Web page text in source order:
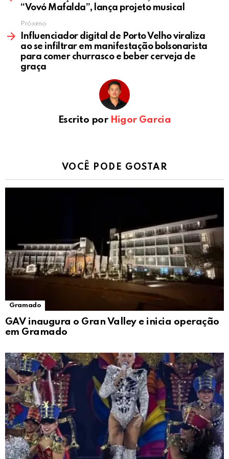
“Vovó Mafalda”, lança projeto musical
Próximo
Influenciador digital de Porto Velho viraliza
ao se infiltrar em manifestação bolsonarista
para comer churrasco e beber cerveja de
graça
Escrito por Higor Garcia
VOCÊ PODE GOSTAR
Gramado
GAV inaugura o Gran Valley e inicia operação
em Gramado